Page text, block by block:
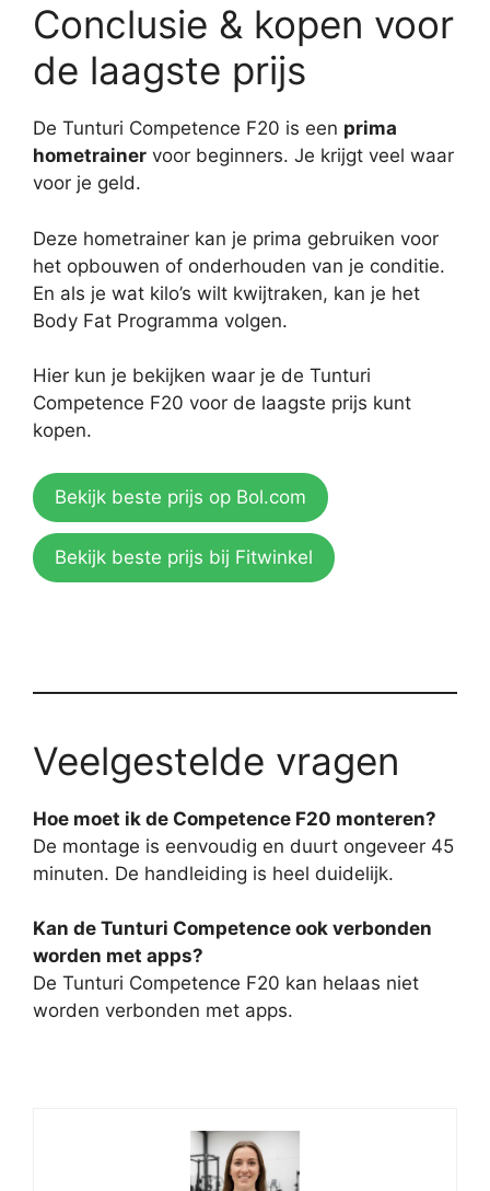
Conclusie & kopen voor
de laagste prijs
De Tunturi Competence F20 is een prima
hometrainer voor beginners. Je krijgt veel waar
voor je geld.
Deze hometrainer kan je prima gebruiken voor
het opbouwen of onderhouden van je conditie.
En als je wat kilo’s wilt kwijtraken, kan je het
Body Fat Programma volgen.
Hier kun je bekijken waar je de Tunturi
Competence F20 voor de laagste prijs kunt
kopen.
Bekijk beste prijs op Bol.com
Bekijk beste prijs bij Fitwinkel
Veelgestelde vragen
Hoe moet ik de Competence F20 monteren?
De montage is eenvoudig en duurt ongeveer 45
minuten. De handleiding is heel duidelijk.
Kan de Tunturi Competence ook verbonden
worden met apps?
De Tunturi Competence F20 kan helaas niet
worden verbonden met apps.